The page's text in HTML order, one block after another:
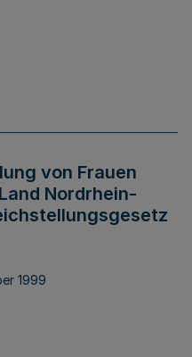
von Frauen
Nordrhein-
1999